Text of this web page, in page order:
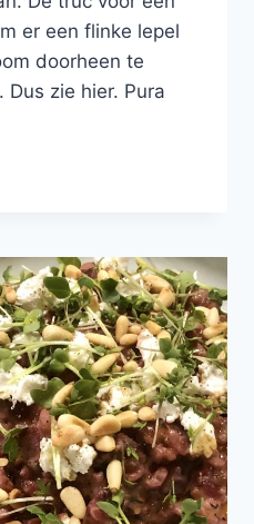
er een flinke lepel
doorheen te
Dus zie hier. Pura